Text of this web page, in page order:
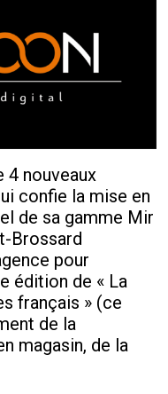
4 nouveaux
confie la mise en
de sa gamme Mir
Brossard
pour
édition de « La
français » (ce
de la
magasin, de la